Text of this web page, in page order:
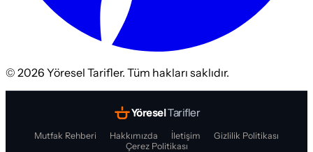
© 2026 Yöresel Tarifler. Tüm hakları saklıdır.
YöreselTarifler
Mutfak Rehberi Hakkımızda İletişim
Gizlilik Politikası
Çerez Politikası